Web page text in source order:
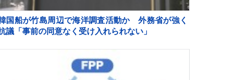
国船が竹島周辺で海洋調査活動か 外務省が強く
議「事前の同意なく受け入れられない」